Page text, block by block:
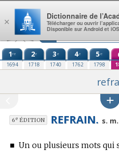
Aller au contenu
1re
1694
2e
1718
3e
1740
4e
1762
5e
1798
6eÉDITION REFRAIN. s. m.
■ Un ou plusieurs mots qui
×
Dictionnaire de
Télécharger ou ouvrir
Disponible sur Android et iOS